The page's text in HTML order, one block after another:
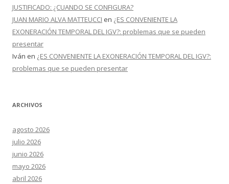
JUSTIFICADO: ¿CUANDO SE CONFIGURA?
JUAN MARIO ALVA MATTEUCCI en ¿ES CONVENIENTE LA
EXONERACIÓN TEMPORAL DEL IGV?: problemas que se pueden
presentar
Iván en ¿ES CONVENIENTE LA EXONERACIÓN TEMPORAL DEL IGV?:
problemas que se pueden presentar
ARCHIVOS
agosto 2026
julio 2026
junio 2026
mayo 2026
abril 2026